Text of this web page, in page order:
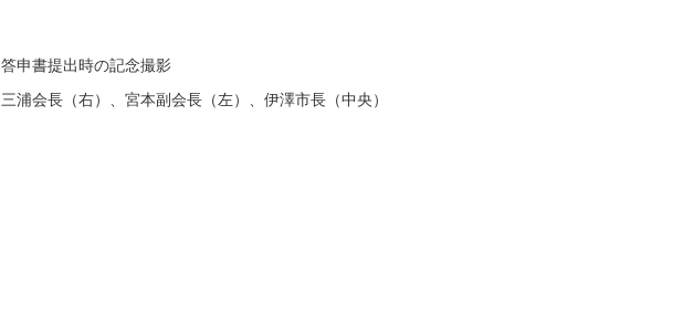
答申書提出時の記念撮影
三浦会長（右）、宮本副会長（左）、伊澤市長（中央）